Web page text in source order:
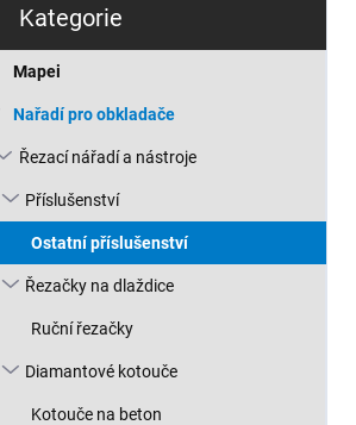
Kategorie
Mapei
Nařadí pro obkladače
Řezací nářadí a nástroje
Příslušenství
Ostatní příslušenství
Řezačky na dlaždice
Ruční řezačky
Diamantové kotouče
Kotouče na beton